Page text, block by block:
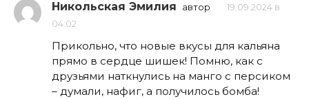
Никольская Эмилия автор
19.09.2024 в
04:02
Прикольно, что новые вкусы для кальяна
прямо в сердце шишек! Помню, как с
друзьями наткнулись на манго с персиком
– думали, нафиг, а получилось бомба!